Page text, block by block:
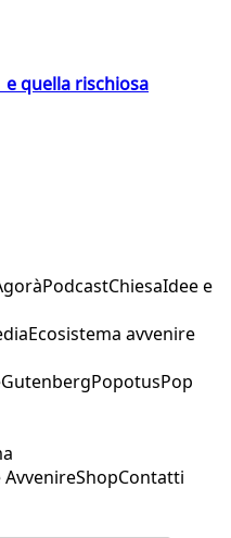
quella rischiosa
PodcastChiesaIdee e
Ecosistema avvenire
GutenbergPopotusPop
AvvenireShopContatti